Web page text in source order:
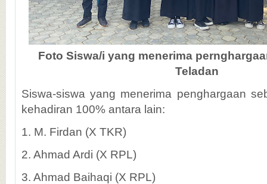
Foto Siswa/i yang menerima
Teladan
Siswa-siswa yang menerima penghargaan
kehadiran 100% antara lain:
1. M. Firdan (X TKR)
2. Ahmad Ardi (X RPL)
3. Ahmad Baihaqi (X RPL)